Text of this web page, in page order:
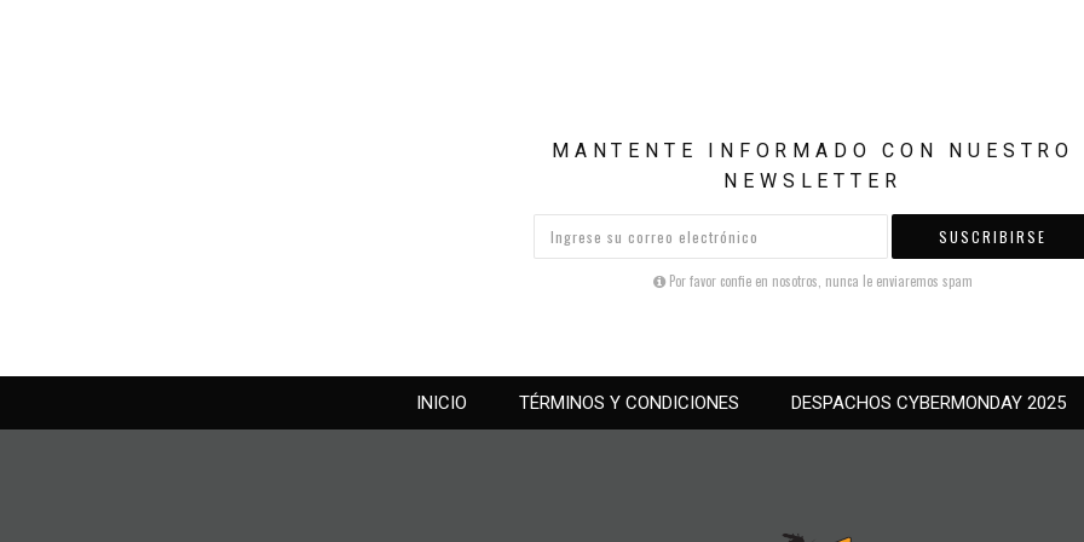
MANTENTE INFORMADO CON NUESTRO
NEWSLETTER
SUSCRIBIRSE
Por favor confie en nosotros, nunca le enviaremos spam
INICIO TÉRMINOS Y CONDICIONES DESPACHOS CYBERMONDAY 2025